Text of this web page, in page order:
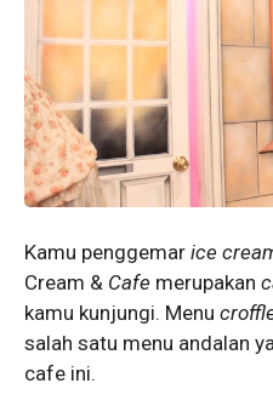
Kamu penggemar ice
Cream & Cafe merupakan
kamu kunjungi. Menu
salah satu menu andalan
cafe ini.